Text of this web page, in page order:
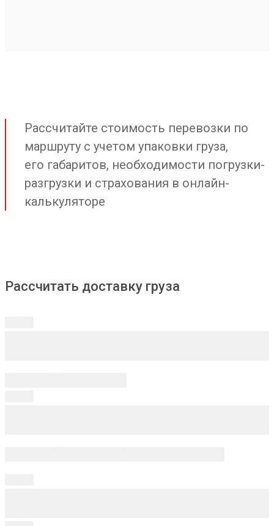
Рассчитайте стоимость перевозки по
маршруту с учетом упаковки груза,
его габаритов, необходимости погрузки-
разгрузки и страхования в онлайн-
калькуляторе
Рассчитать доставку груза